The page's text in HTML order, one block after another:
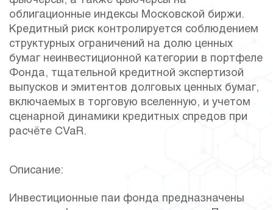
облигационные индексы Московской биржи.
Кредитный риск контролируется соблюдением
структурных ограничений на долю ценных
бумаг неинвестиционной категории в портфеле
Фонда, тщательной кредитной экспертизой
выпусков и эмитентов долговых ценных бумаг,
включаемых в торговую вселенную, и учетом
сценарной динамики кредитных спредов при
расчёте CVaR.
Описание:
Инвестиционные паи фонда предназначены